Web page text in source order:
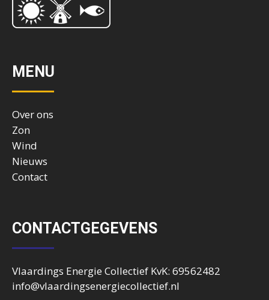
MENU
Over ons
Zon
Wind
Nieuws
Contact
CONTACTGEGEVENS
Vlaardings Energie Collectief KvK: 69562482
info@vlaardingsenergiecollectief.nl